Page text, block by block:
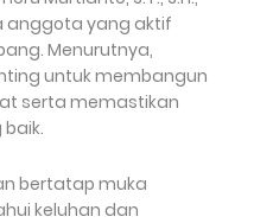
anggota yang aktif
Menurutnya,
untuk membangun
serta memastikan
bertatap muka
keluhan dan